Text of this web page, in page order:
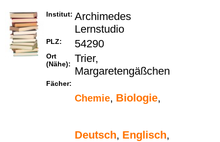
Institut: Archimedes
Lernstudio
PLZ: 54290
Ort
(Nähe): Trier,
Margaretengäßchen
Fächer:
Chemie, Biologie,
Deutsch, Englisch,